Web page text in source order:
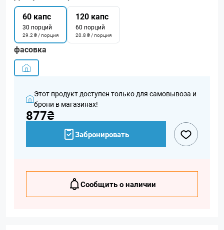
60 капс
30 порций
29.2 ₴ / порция
120 капс
60 порций
20.8 ₴ / порция
фасовка
Этот продукт доступен только для самовывоза и
брони в магазинах!
877₴
Забронировать
Сообщить о наличии